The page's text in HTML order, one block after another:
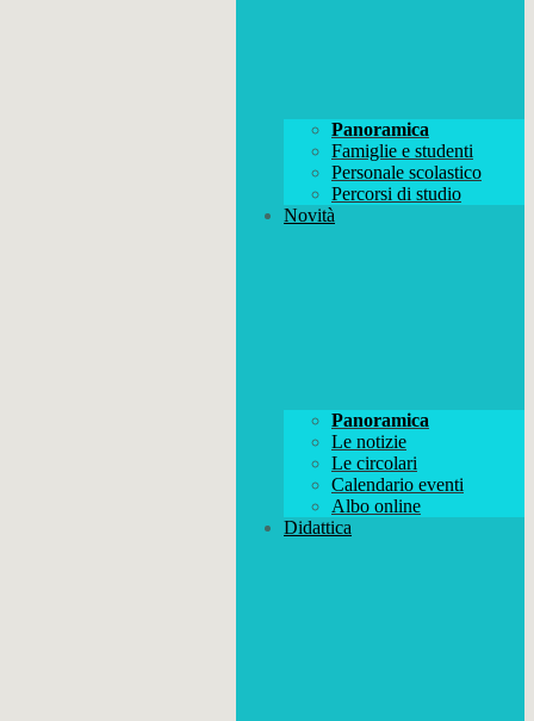
Panoramica
Famiglie e studenti
Personale scolastico
Percorsi di studio
Novità
Panoramica
Le notizie
Le circolari
Calendario eventi
Albo online
Didattica